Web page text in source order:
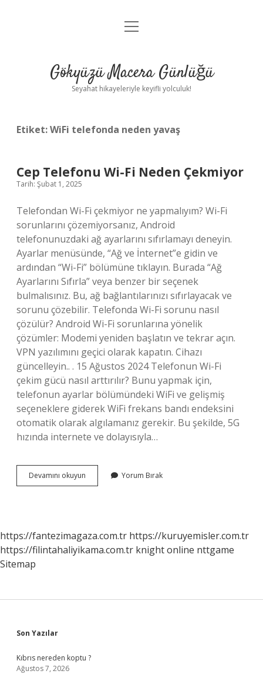
Anasayfa
Yasal Uyarı
menüyü
Gökyüzü Macera Günlüğü
Seyahat hikayeleriyle keyifli yolculuk!
Etiket:WiFi telefonda neden yavaş
Cep Telefonu Wi-Fi Neden Çekmiyor
Tarih: Şubat 1, 2025
Telefondan Wi-Fi çekmiyor ne yapmalıyım? Wi-Fi
sorunlarını çözemiyorsanız, Android
telefonunuzdaki ağ ayarlarını sıfırlamayı deneyin.
Ayarlar menüsünde, “Ağ ve İnternet”e gidin ve
ardından “Wi-Fi” bölümüne tıklayın. Burada “Ağ
Ayarlarını Sıfırla” veya benzer bir seçenek
bulmalısınız. Bu, ağ bağlantılarınızı sıfırlayacak ve
sorunu çözebilir. Telefonda Wi-Fi sorunu nasıl
çözülür? Android Wi-Fi sorunlarına yönelik
çözümler: Modemi yeniden başlatın ve tekrar açın.
VPN yazılımını geçici olarak kapatın. Cihazı
güncelleyin.. . 15 Ağustos 2024 Telefonun Wi-Fi
çekim gücü nasıl arttırılır? Bunu yapmak için,
telefonun ayarlar bölümündeki WiFi ve gelişmiş
seçeneklere giderek WiFi frekans bandı endeksini
otomatik olarak algılamanız gerekir. Bu şekilde, 5G
hızında internete ve dolayısıyla…
Devamını okuyun
Telefonu
Yorum Bırak
https://fantezimagaza.com.tr https://kuruyemisler.com.tr
https://filintahaliyikama.com.tr knight online nttgame
Sitemap
Sidebar
Son Yazılar
Kıbrıs nereden koptu ?
Ağustos 7, 2026